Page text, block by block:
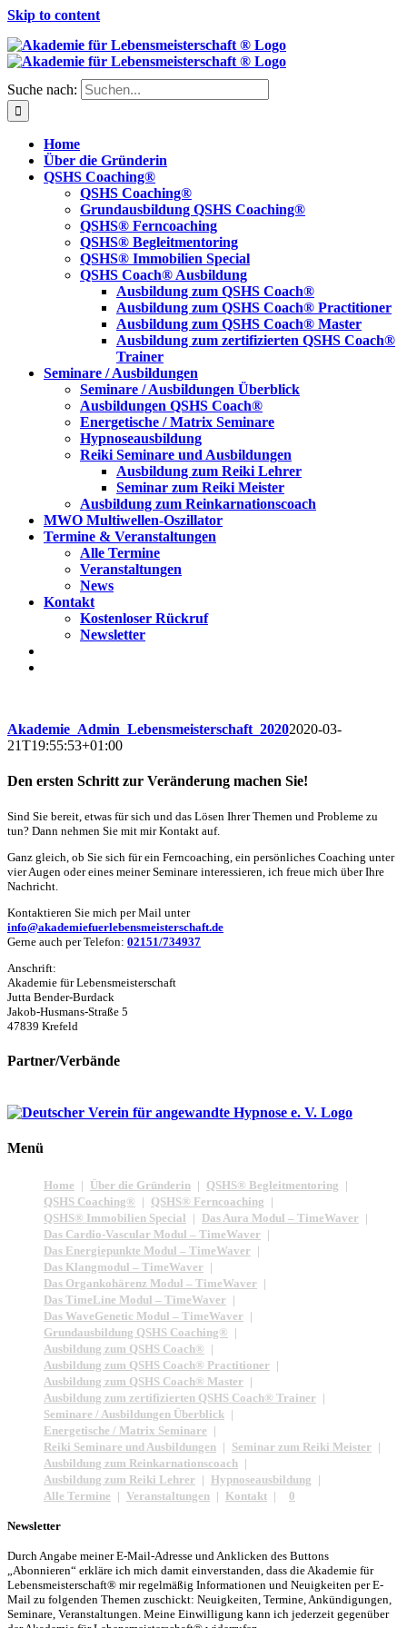
Skip to content
Suche nach:
Home
Über die Gründerin
QSHS Coaching®
QSHS Coaching®
Grundausbildung QSHS Coaching®
QSHS® Ferncoaching
QSHS® Begleitmentoring
QSHS® Immobilien Special
QSHS Coach® Ausbildung
Ausbildung zum QSHS Coach®
Ausbildung zum QSHS Coach® Practitioner
Ausbildung zum QSHS Coach® Master
Ausbildung zum zertifizierten QSHS Coach®
Trainer
Seminare / Ausbildungen
Seminare / Ausbildungen Überblick
Ausbildungen QSHS Coach®
Energetische / Matrix Seminare
Hypnoseausbildung
Reiki Seminare und Ausbildungen
Ausbildung zum Reiki Lehrer
Seminar zum Reiki Meister
Ausbildung zum Reinkarnationscoach
MWO Multiwellen-Oszillator
Termine & Veranstaltungen
Alle Termine
Veranstaltungen
News
Kontakt
Kostenloser Rückruf
Newsletter
Akademie_Admin_Lebensmeisterschaft_20202020-03-
21T19:55:53+01:00
Den ersten Schritt zur Veränderung machen Sie!
Sind Sie bereit, etwas für sich und das Lösen Ihrer Themen und Probleme zu
tun? Dann nehmen Sie mit mir Kontakt auf.
Ganz gleich, ob Sie sich für ein Ferncoaching, ein persönliches Coaching unter
vier Augen oder eines meiner Seminare interessieren, ich freue mich über Ihre
Nachricht.
Kontaktieren Sie mich per Mail unter
info@akademiefuerlebensmeisterschaft.de
Gerne auch per Telefon: 02151/734937
Anschrift:
Akademie für Lebensmeisterschaft
Jutta Bender-Burdack
Jakob-Husmans-Straße 5
47839 Krefeld
Partner/Verbände
Menü
Home Über die Gründerin
QSHS® Begleitmentoring
QSHS Coaching®
QSHS® Ferncoaching
QSHS® Immobilien Special
Das Aura Modul – TimeWaver
Das Cardio-Vascular Modul – TimeWaver
Das Energiepunkte Modul – TimeWaver
Das Klangmodul – TimeWaver
Das Organkohärenz Modul – TimeWaver
Das TimeLine Modul – TimeWaver
Das WaveGenetic Modul – TimeWaver
Grundausbildung QSHS Coaching®
Ausbildung zum QSHS Coach®
Ausbildung zum QSHS Coach® Practitioner
Ausbildung zum QSHS Coach® Master
Ausbildung zum zertifizierten QSHS Coach® Trainer
Seminare / Ausbildungen Überblick
Energetische / Matrix Seminare
Reiki Seminare und Ausbildungen
Seminar zum Reiki Meister
Ausbildung zum Reinkarnationscoach
Ausbildung zum Reiki Lehrer
Hypnoseausbildung
Alle Termine
Veranstaltungen Kontakt 0
Newsletter
Durch Angabe meiner E-Mail-Adresse und Anklicken des Buttons
„Abonnieren“ erkläre ich mich damit einverstanden, dass die Akademie für
Lebensmeisterschaft® mir regelmäßig Informationen und Neuigkeiten per E-
Mail zu folgenden Themen zuschickt: Neuigkeiten, Termine, Ankündigungen,
Seminare, Veranstaltungen. Meine Einwilligung kann ich jederzeit gegenüber